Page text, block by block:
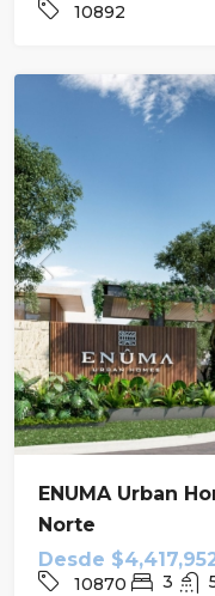
10892
ENUMA Urban
Norte
Desde
10870 3